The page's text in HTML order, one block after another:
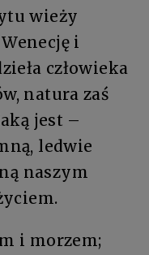
wieży
i
człowieka
natura zaś
jest –
ledwie
naszym
i morzem;